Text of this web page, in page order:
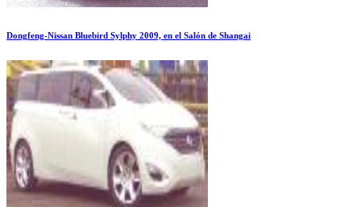
Dongfeng-Nissan Bluebird Sylphy 2009, en el Salón de Shangai